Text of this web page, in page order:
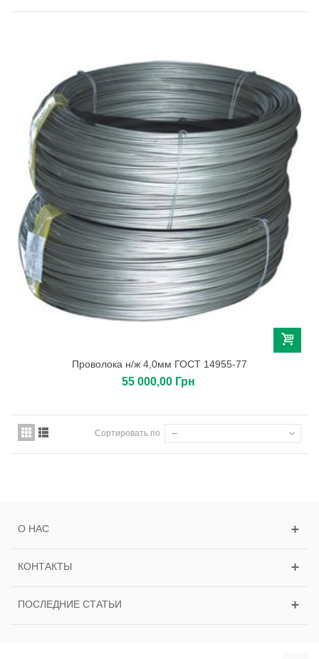
Проволока н/ж 4,0мм ГОСТ 14955-77
55 000,00 Грн
Сортировать по --
О НАС
КОНТАКТЫ
ПОСЛЕДНИЕ СТАТЬИ